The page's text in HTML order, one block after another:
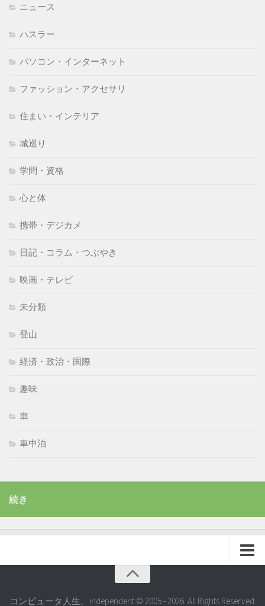
ニュース
ハスラー
パソコン・インターネット
ファッション・アクセサリ
住まい・インテリア
城巡り
学問・資格
心と体
携帯・デジカメ
日記・コラム・つぶやき
映画・テレビ
未分類
登山
経済・政治・国際
趣味
車
車中泊
続き
コンピュータ人生。independent © 2005 - 2026. All Rights Reserved.